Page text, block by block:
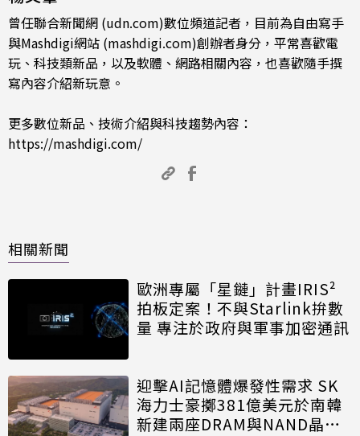
曾任聯合新聞網 (udn.com)數位頻道記者，目前為自由寫手
與Mashdigi網站 (mashdigi.com)創辦者身分，平常喜歡電
玩、科技類新品，以及軟體、網路相關內容，也喜歡隨手撰
寫內容介紹新玩意。
更多數位新品、技術介紹與科技趨勢內容：
https://mashdigi.com/
相關新聞
歐洲專屬「星鏈」計畫IRIS²
拍板定案！不與Starlink拚數
量 專注於政府與軍事加密通訊
迎擊AI記憶體爆發性需求 SK
海力士豪擲381億美元於南韓
新建兩座DRAM與NAND晶圓